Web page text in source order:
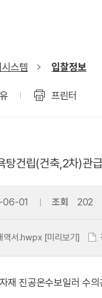
스템 입찰정보
프린터
탕건립(건축,2차)관
01 조회 202
역서.hwpx [미리보기]
재 진공온수보일러 수